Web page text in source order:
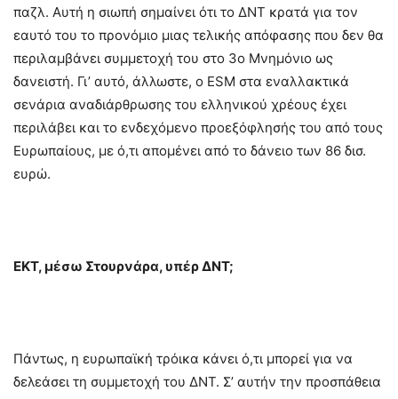
παζλ. Αυτή η σιωπή σημαίνει ότι το ΔΝΤ κρατά για τον
εαυτό του το προνόμιο μιας τελικής απόφασης που δεν θα
περιλαμβάνει συμμετοχή του στο 3ο Μνημόνιο ως
δανειστή. Γι’ αυτό, άλλωστε, ο ESM στα εναλλακτικά
σενάρια αναδιάρθρωσης του ελληνικού χρέους έχει
περιλάβει και το ενδεχόμενο προεξόφλησής του από τους
Ευρωπαίους, με ό,τι απομένει από το δάνειο των 86 δισ.
ευρώ.
ΕΚΤ, μέσω Στουρνάρα, υπέρ ΔΝΤ;
Πάντως, η ευρωπαϊκή τρόικα κάνει ό,τι μπορεί για να
δελεάσει τη συμμετοχή του ΔΝΤ. Σ’ αυτήν την προσπάθεια